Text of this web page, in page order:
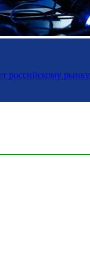
российскому рынку